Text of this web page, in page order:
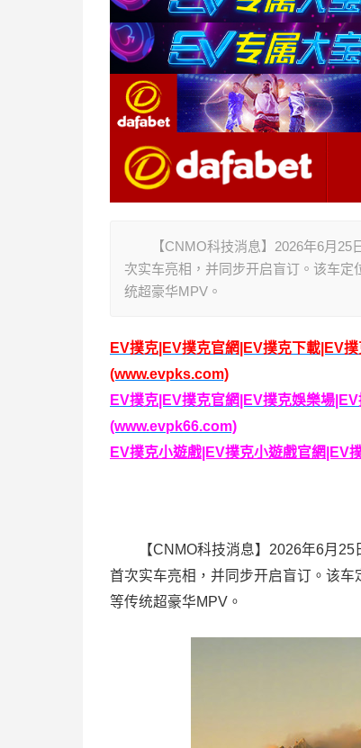
【CNMO科技消息】2026年6月25日
次实车亮相，并同步开启盲订。该车
统超豪华MPV。
EV撲克|EV撲克官網|EV撲克下載|EV
(www.evpks.com)
EV撲克|EV撲克官網|EV撲克娛樂場
(www.evpk66.com)
EV撲克小遊戲|EV撲克小遊戲官網
【CNMO科技消息】2026年6月25
首次实车亮相，并同步开启盲订。该
等传统超豪华MPV。